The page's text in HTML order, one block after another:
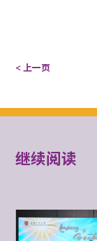
< 上一页
继续阅读